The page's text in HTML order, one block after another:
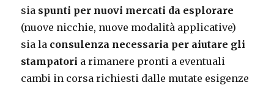
sia spunti per nuovi mercati da esplorare
(nuove nicchie, nuove modalità applicative)
sia la consulenza necessaria per aiutare gli
stampatori a rimanere pronti a eventuali
cambi in corsa richiesti dalle mutate esigenze